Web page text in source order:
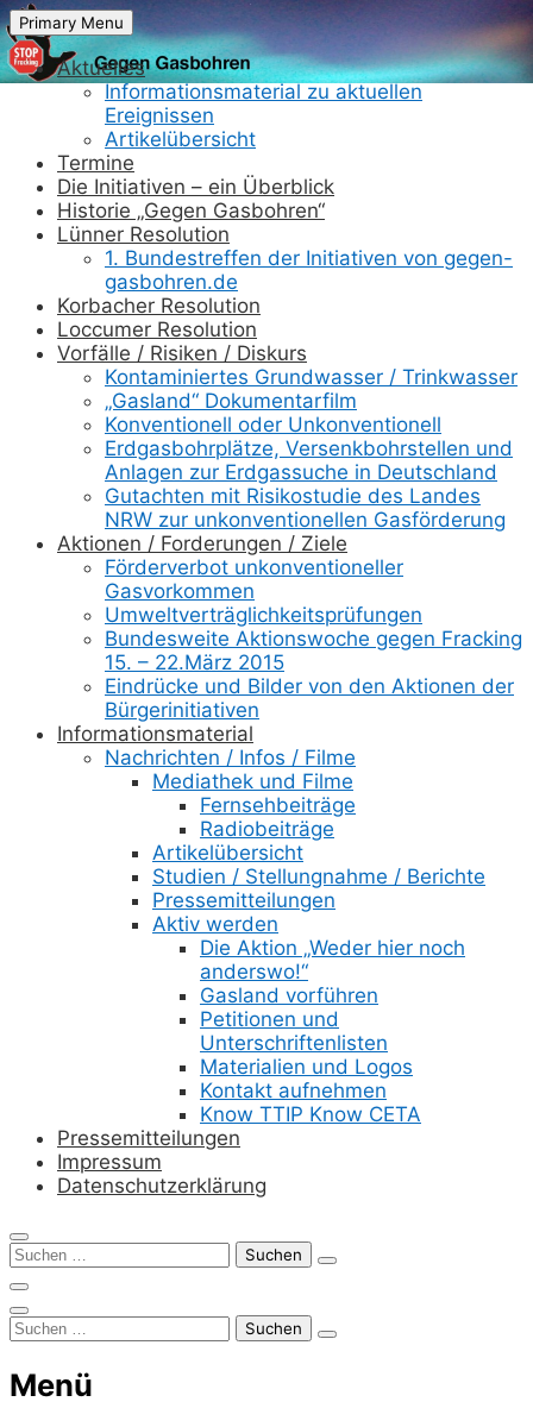
Skip
to
content
Primary Menu
Aktuelles
Informationsmaterial zu aktuellen
Ereignissen
Artikelübersicht
Termine
Die Initiativen – ein Überblick
Historie „Gegen Gasbohren“
Lünner Resolution
1. Bundestreffen der Initiativen von gegen-
gasbohren.de
Korbacher Resolution
Loccumer Resolution
Vorfälle / Risiken / Diskurs
Kontaminiertes Grundwasser / Trinkwasser
„Gasland“ Dokumentarfilm
Konventionell oder Unkonventionell
Erdgasbohrplätze, Versenkbohrstellen und
Anlagen zur Erdgassuche in Deutschland
Gutachten mit Risikostudie des Landes
NRW zur unkonventionellen Gasförderung
Aktionen / Forderungen / Ziele
Förderverbot unkonventioneller
Gasvorkommen
Umweltverträglichkeitsprüfungen
Bundesweite Aktionswoche gegen Fracking
15. – 22.März 2015
Eindrücke und Bilder von den Aktionen der
Bürgerinitiativen
Informationsmaterial
Nachrichten / Infos / Filme
Mediathek und Filme
Fernsehbeiträge
Radiobeiträge
Artikelübersicht
Studien / Stellungnahme / Berichte
Pressemitteilungen
Aktiv werden
Die Aktion „Weder hier noch
anderswo!“
Gasland vorführen
Petitionen und
Unterschriftenlisten
Materialien und Logos
Kontakt aufnehmen
Know TTIP Know CETA
Pressemitteilungen
Impressum
Datenschutzerklärung
Suchen
Suchen
Menü